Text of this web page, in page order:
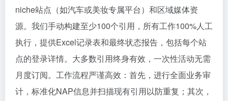
niche站点（如汽车或美妆专属平台）和区域媒体资
源。我们手动构建至少100个引用，所有工作100%人工
执行，提供Excel记录表和最终状态报告，包括每个站
点的登录详情。大多数引用终身有效，一次性活动无需
月度订阅。工作流程严谨高效：首先，进行全面业务审
计，标准化NAP信息并扫描现有引用以防重复；其次，